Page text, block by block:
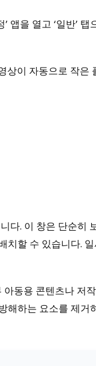
을 열고 ‘일반’ 탭
이 자동으로 작은
다. 이 창은 단순히
치할 수 있습니다.
동용 콘텐츠나 저
해하는 요소를 제거